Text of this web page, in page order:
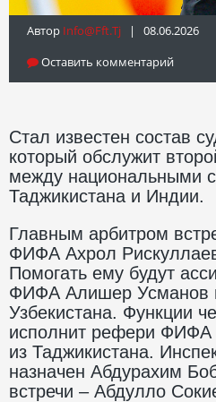
Автор Info@fft.tj | 08.06.2026
Оставить комментарий
Стал известен состав
который обслужит
между национальными
Таджикистана и Индии.
Главным арбитром
ФИФА Ахрол
Помогать ему будут
ФИФА Алишер Усманов
Узбекистана. Функции
исполнит рефери ФИФА
из Таджикистана.
назначен Абдурахим
встречи – Абдулло